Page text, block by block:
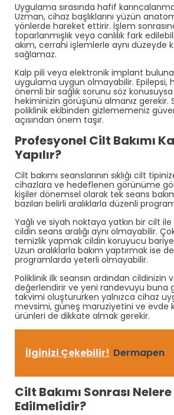
Uygulama sırasında hafif
Uzman, cihaz başlıklarını yüzün
yönlerde hareket ettirir. İşlem
toparlanmışlık veya canlılık fark
akım, cerrahi işlemlerle aynı düzeyde
sağlamaz.
Kalp pili veya elektronik implant
uygulama uygun olmayabilir. Epilepsi,
önemli bir sağlık sorunu söz
hekiminizin görüşünü almanız gerekir.
poliklinik ekibinden gizlememeniz
açısından önem taşır.
Profesyonel Cilt Bakımı
Yapılır?
Cilt bakımı seanslarının sıklığı cilt
cihazlara ve hedeflenen görünüme
kişiler dönemsel olarak tek seans
bazıları belirli aralıklarla düzenli
Yağlı ve siyah noktaya yatkın bir cilt
cildin seans aralığı aynı olmayabilir.
temizlik yapmak cildin koruyucu
Uzun aralıklarla bakım yaptırmak ise
programlarda yeterli olmayabilir.
Poliklinik ilk seansın ardından cildinizin
değerlendirir ve yeni randevuyu buna
takvimi oluştururken yalnızca cihaz
mevsimi, güneş maruziyetini ve evde
ürünleri de dikkate almak gerekir.
İlginizi Çekebilir! Dermapen
Cilt Bakımı Sonrası
Edilmelidir?